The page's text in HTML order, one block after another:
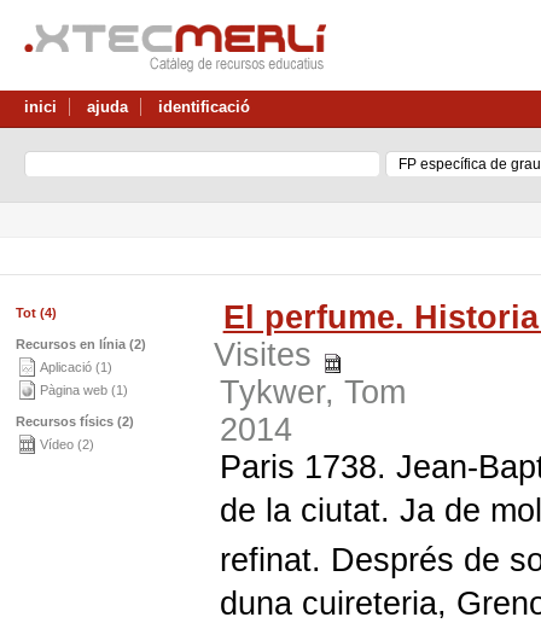
inici ajuda identificació
Tot (4)
Recursos en línia (2)
Aplicació (1)
Pàgina web (1)
Recursos físics (2)
Vídeo (2)
El perfume.
Visites
Tykwer, Tom
2014
Paris 1738. Jean-
de la ciutat. Ja de
refinat. Després de
duna cuireteria,